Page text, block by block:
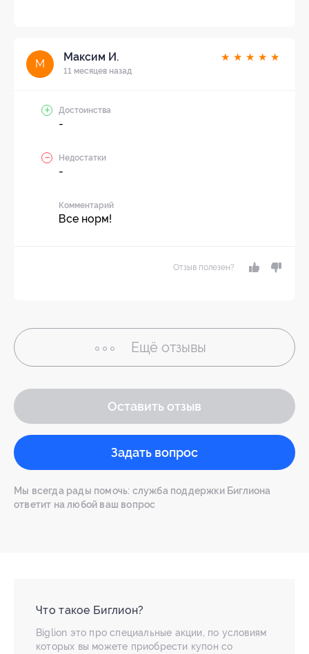
М
Максим И.
11 месяцев назад
★ ★ ★ ★ ★
Достоинства
-
Недостатки
-
Комментарий
Все норм!
Отзыв полезен?
Ещё отзывы
Оставить отзыв
Задать вопрос
Мы всегда рады помочь: служба поддержки Биглиона
ответит на любой ваш вопрос
Что такое Биглион?
Biglion это про специальные акции, по условиям
которых вы можете приобрести купон со